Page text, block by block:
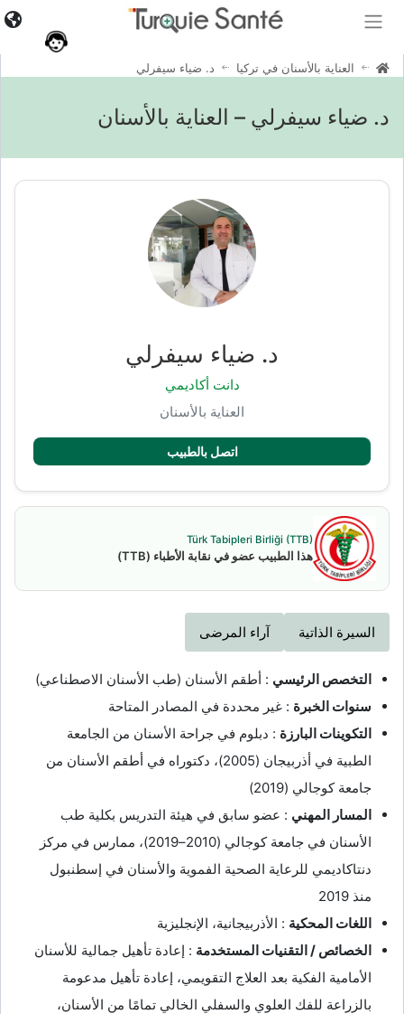
العناية بالأسنان في تركيا د. ضياء سيفرلي
د. ضياء سيفرلي – العناية بالأسنان
د. ضياء سيفرلي
دانت أكاديمي
العناية بالأسنان
اتصل بالطبيب
Türk Tabipleri Birliği (TTB)
هذا الطبيب عضو في نقابة الأطباء (TTB)
السيرة الذاتية آراء المرضى
التخصص الرئيسي : أطقم الأسنان (طب الأسنان الاصطناعي)
سنوات الخبرة : غير محددة في المصادر المتاحة
التكوينات البارزة : دبلوم في جراحة الأسنان من الجامعة
الطبية في أذربيجان (2005)، دكتوراه في أطقم الأسنان من
جامعة كوجالي (2019)
المسار المهني : عضو سابق في هيئة التدريس بكلية طب
الأسنان في جامعة كوجالي (2010–2019)، ممارس في مركز
دنتاكاديمي للرعاية الصحية الفموية والأسنان في إسطنبول
منذ 2019
اللغات المحكية : الأذربيجانية، الإنجليزية
الخصائص / التقنيات المستخدمة : إعادة تأهيل جمالية للأسنان
الأمامية الفكية بعد العلاج التقويمي، إعادة تأهيل مدعومة
بالزراعة للفك العلوي والسفلي الخالي تمامًا من الأسنان،